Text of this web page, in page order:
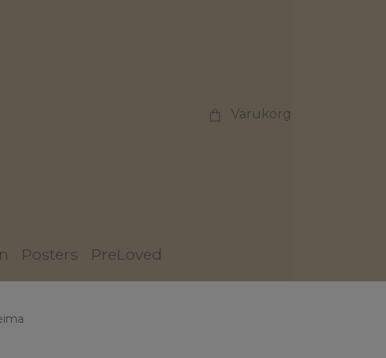
Varukorg
Posters PreLoved